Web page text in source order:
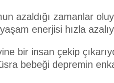
azaldığı zamanlar
enerjisi hızla
bir insan çekip
bebeği depremin